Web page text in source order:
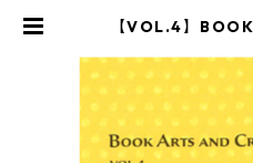
【VOL.4】
くり